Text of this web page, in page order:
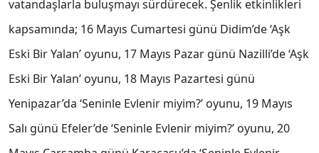
vatandaşlarla buluşmayı sürdürecek. Şenlik etkinlikleri
kapsamında; 16 Mayıs Cumartesi günü Didim’de ‘Aşk
Eski Bir Yalan’ oyunu, 17 Mayıs Pazar günü Nazilli’de ‘Aşk
Eski Bir Yalan’ oyunu, 18 Mayıs Pazartesi günü
Yenipazar’da ‘Seninle Evlenir miyim?’ oyunu, 19 Mayıs
Salı günü Efeler’de ‘Seninle Evlenir miyim?’ oyunu, 20